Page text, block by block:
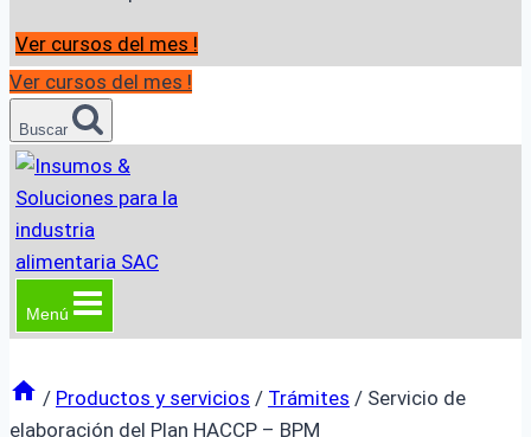
Ver cursos del mes !
Ver cursos del mes !
Buscar
Menú
/ Productos y servicios / Trámites / Servicio de
elaboración del Plan HACCP – BPM